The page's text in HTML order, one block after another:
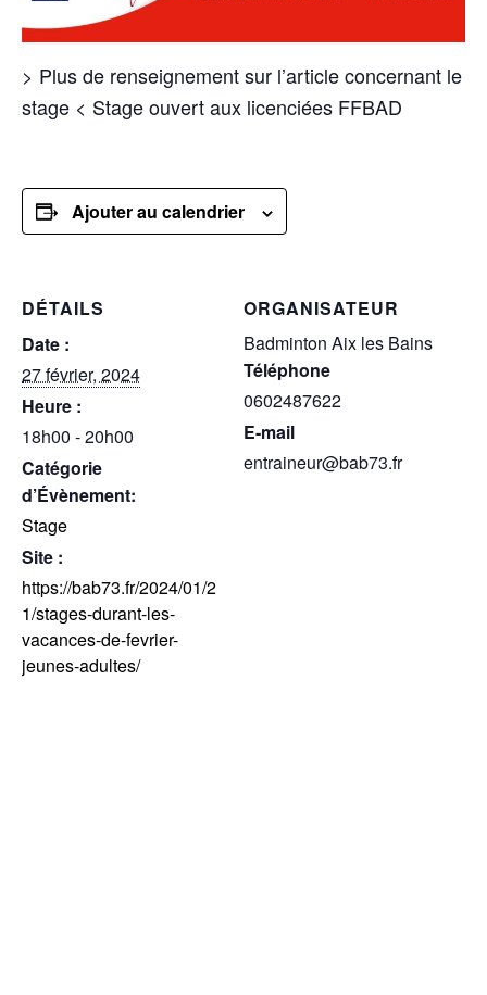
> Plus de renseignement sur l’article concernant le
stage < Stage ouvert aux licenciées FFBAD
Ajouter au calendrier
DÉTAILS
Date :
27 février, 2024
Heure :
18h00 - 20h00
Catégorie
d’Évènement:
Stage
Site :
https://bab73.fr/2024/01/2
1/stages-durant-les-
vacances-de-fevrier-
jeunes-adultes/
ORGANISATEUR
Badminton Aix les Bains
Téléphone
0602487622
E-mail
entraineur@bab73.fr